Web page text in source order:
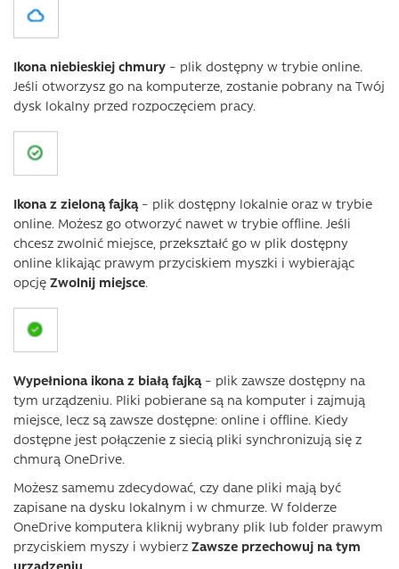
Ikona niebieskiej chmury – plik dostępny w trybie online.
Jeśli otworzysz go na komputerze, zostanie pobrany na Twój
dysk lokalny przed rozpoczęciem pracy.
Ikona z zieloną fajką– plik dostępny lokalnie oraz w trybie
online. Możesz go otworzyć nawet w trybie offline. Jeśli
chcesz zwolnić miejsce, przekształć go w plik dostępny
online klikając prawym przyciskiem myszki i wybierając
opcję Zwolnij miejsce.
Wypełniona ikona z białą fajką– plik zawsze dostępny na
tym urządzeniu. Pliki pobierane są na komputer i zajmują
miejsce, lecz są zawsze dostępne: online i offline. Kiedy
dostępne jest połączenie z siecią pliki synchronizują się z
chmurą OneDrive.
Możesz samemu zdecydować, czy dane pliki mają być
zapisane na dysku lokalnym i w chmurze. W folderze
OneDrive komputera kliknij wybrany plik lub folder prawym
przyciskiem myszy i wybierz Zawsze przechowuj na tym